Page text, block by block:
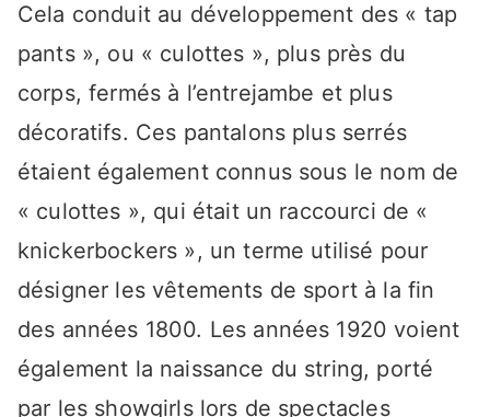
Cela conduit au développement des « tap
pants », ou « culottes », plus près du
corps, fermés à l’entrejambe et plus
décoratifs. Ces pantalons plus serrés
étaient également connus sous le nom de
« culottes », qui était un raccourci de «
knickerbockers », un terme utilisé pour
désigner les vêtements de sport à la fin
des années 1800. Les années 1920 voient
également la naissance du string, porté
par les showgirls lors de spectacles